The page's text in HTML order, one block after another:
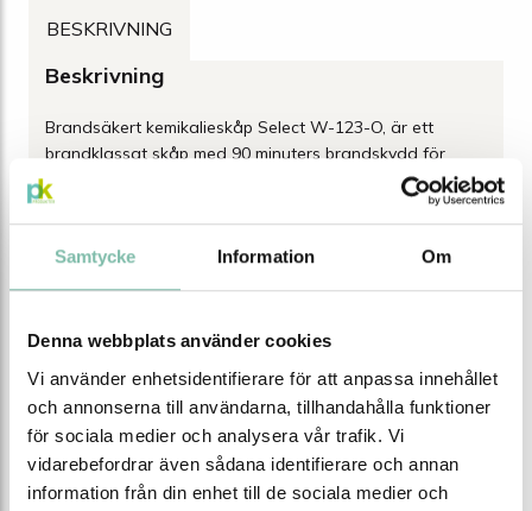
Samtycke Information Om
Denna webbplats använder cookies
Vi använder enhetsidentifierare för att anpassa innehållet
och annonserna till användarna, tillhandahålla funktioner
för sociala medier och analysera vår trafik. Vi
vidarebefordrar även sådana identifierare och annan
information från din enhet till de sociala medier och
BESKRIVNING
Beskrivning
Brandsäkert kemikalieskåp Select W-123-O, är ett
brandklassat skåp med 90 minuters brandskydd för
säker förvaring av brandfarliga ämnen. Skåpet öppnas
med en bekväm och smidig One-Touch-funktion som
kräver minimal ansträngning. Skåpet har
frånluftsanslutning och det är av en stabil konstruktion
med reptålig strukturlackering, det är försett med 3
(H224-226)
Brandklass 90 minuter (EI 90 min enligt SS EN 14470-
1)
3 hyllplan som är justerbara i höjdled
Modern design i två färger: grå skåpstomme, och välj